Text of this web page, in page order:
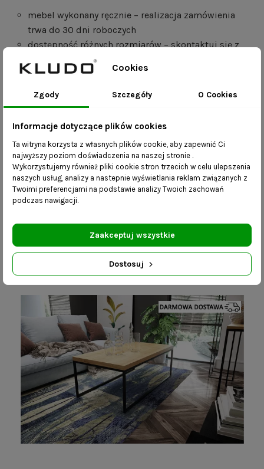
mebel wykonany ręcznie – realizacja zamówienia
trwa do 30 dni roboczych
dostępność różnych rozmiarów – skontaktuj się z
nami i wybierz dowolne wymiary.
blatów i półek mogą nieznacznie odbiegać od
rzeczywistości ze względu na naturalne różnice w
wykorzystywanym aktualnie przez nas materiale. Na
odbiór kolorów mogą mieć także wpływ ustawienia
ekranu komputera lub monitora urządzenia mobilnego.
Szczegóły produktu
Cookies
Zgody Szczegóły O Cookies
Informacje dotyczące plików cookies
Ta witryna korzysta z własnych plików cookie, aby zapewnić Ci
najwyższy poziom doświadczenia na naszej stronie .
Wykorzystujemy również pliki cookie stron trzecich w celu ulepszenia
naszych usług, analizy a nastepnie wyświetlania reklam związanych z
Twoimi preferencjami na podstawie analizy Twoich zachowań
podczas nawigacji.
Dostosuj
Zaakceptuj wszystkie